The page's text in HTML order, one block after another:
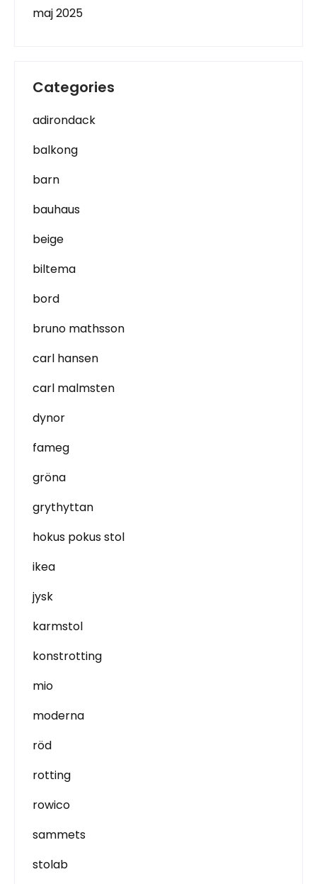
maj 2025
Categories
adirondack
balkong
barn
bauhaus
beige
biltema
bord
bruno mathsson
carl hansen
carl malmsten
dynor
fameg
gröna
grythyttan
hokus pokus stol
ikea
jysk
karmstol
konstrotting
mio
moderna
röd
rotting
rowico
sammets
stolab